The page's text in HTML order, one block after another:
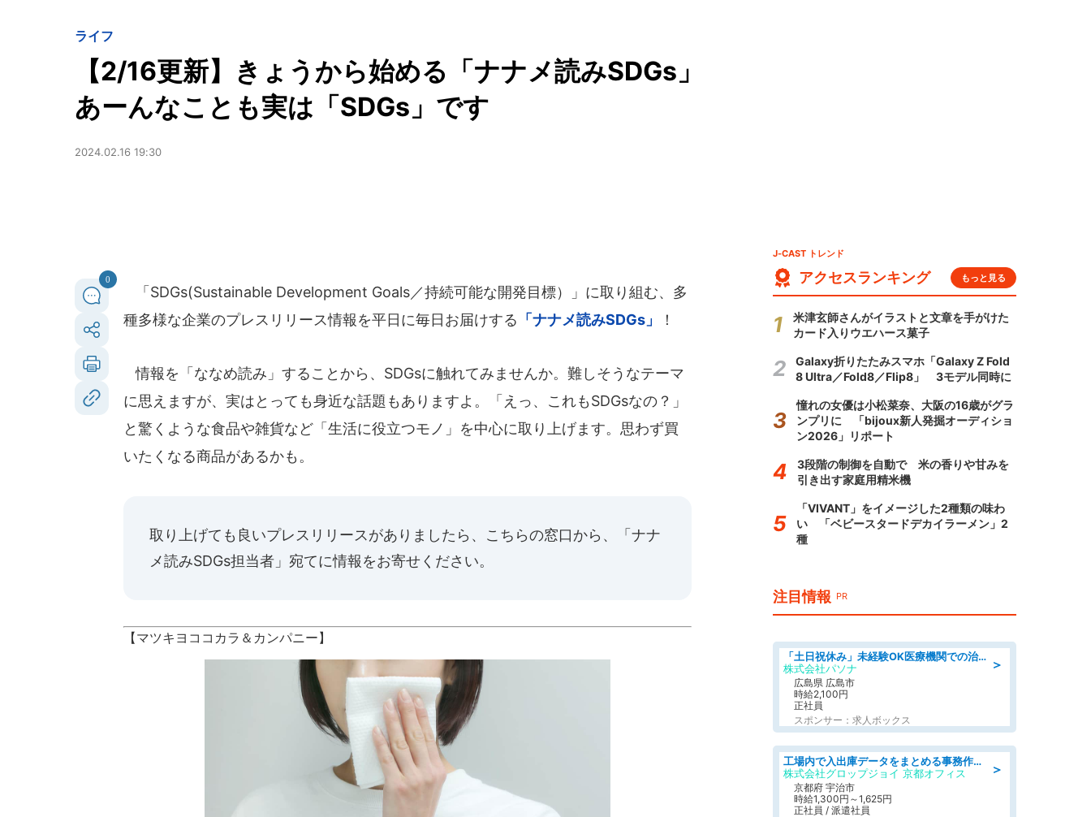
ライフ
【2/16更新】きょうから始める「ナナメ読みSDGs」
あーんなことも実は「SDGs」です
2024.02.16 19:30
0
「SDGs(Sustainable Development Goals／持続可能な開発目標）」に取り組む、多
種多様な企業のプレスリリース情報を平日に毎日お届けする 「ナナメ読みSDGs」 ！
情報を「ななめ読み」することから、SDGsに触れてみませんか。難しそうなテーマ
に思えますが、実はとっても身近な話題もありますよ。「えっ、これもSDGsなの？」
と驚くような食品や雑貨など「生活に役立つモノ」を中心に取り上げます。思わず買
いたくなる商品があるかも。
取り上げても良いプレスリリースがありましたら、 こちらの窓口から、「ナナ
メ読みSDGs担当者」宛てに情報をお寄せください。
【マツキヨココカラ＆カンパニー】
J-CAST トレンド
アクセスランキング もっと見る
米津玄師さんがイラストと文章を手がけた
カード入りウエハース菓子
Galaxy折りたたみスマホ「Galaxy Z Fold
8 Ultra／Fold8／Flip8」 3モデル同時に
憧れの女優は小松菜奈、大阪の16歳がグラ
ンプリに 「bijoux新人発掘オーディショ
ン2026」リポート
3段階の制御を自動で 米の香りや甘みを
引き出す家庭用精米機
「VIVANT」をイメージした2種類の味わ
い 「ベビースタードデカイラーメン」2
種
注目情報 PR
＞
「土日祝休み」未経験OK医療機関での治験コーディネーターのお仕事
株式会社パソナ
広島県 広島市
時給2,100円
正社員
スポンサー：求人ボックス
＞
工場内で入出庫データをまとめる事務作業/車通勤OK/交通費支給/食堂あり
株式会社グロップジョイ 京都オフィス
京都府 宇治市
時給1,300円～1,625円
正社員 / 派遣社員